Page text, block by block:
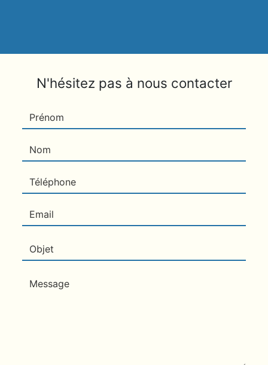
N'hésitez pas à nous contacter